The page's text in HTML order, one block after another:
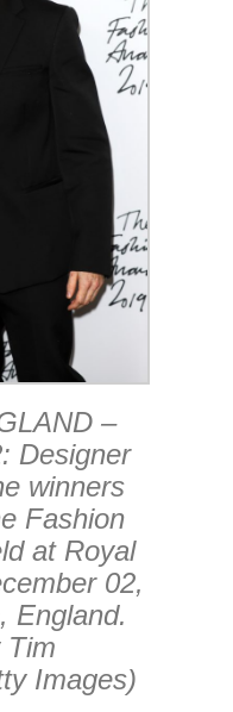
–
Designer
winners
Fashion
at Royal
02,
England.
Tim
Images)